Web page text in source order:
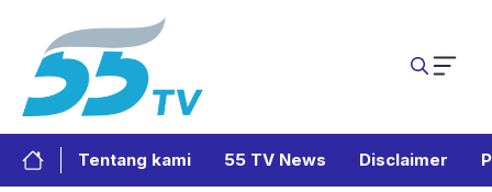
Tentang kami 55 TV News Disclaimer